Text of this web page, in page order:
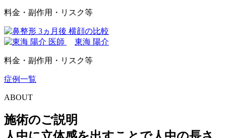
料金・副作用・リスク等
東海 陽介
料金・副作用・リスク等
症例一覧
ABOUT
施術のご説明